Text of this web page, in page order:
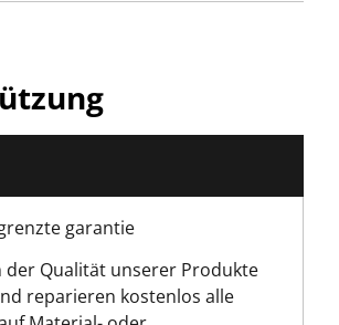
garantie
der Qualität unserer Produkte
reparieren kostenlos alle